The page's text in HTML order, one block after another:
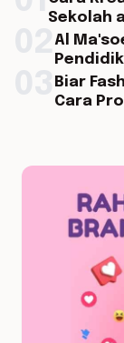
Sekolah
Al
Biar
Cara